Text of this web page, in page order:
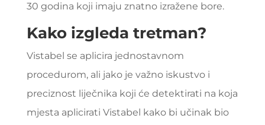
30 godina koji imaju znatno izražene bore.
Kako izgleda tretman?
Vistabel se aplicira jednostavnom
procedurom, ali jako je važno iskustvo i
preciznost liječnika koji će detektirati na koja
mjesta aplicirati Vistabel kako bi učinak bio